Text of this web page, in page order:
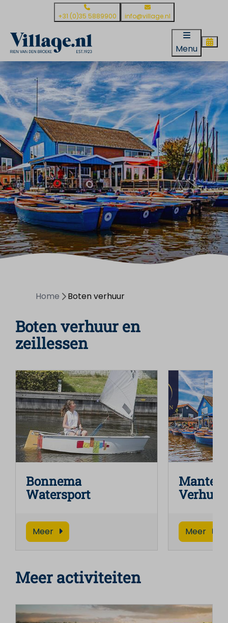
+31 (0)35 5889900 info@village.nl
Menu
Home Boten verhuur
Boten verhuur en
zeillessen
Bonnema
Watersport
Meer
Manten
Verhuur
Meer
Meer activiteiten